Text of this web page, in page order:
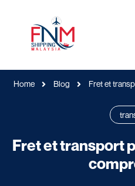
Home Blog Fret et
Fret et transport